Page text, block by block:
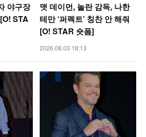
야구장
STA
맷 데이먼, 놀란 감독, 나한
테만 ‘퍼펙트’ 칭찬 안 해줘
[O! STAR 숏폼]
2026.08.03 18:13